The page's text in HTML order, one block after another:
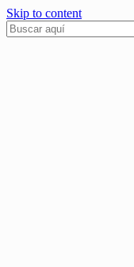
Skip to content